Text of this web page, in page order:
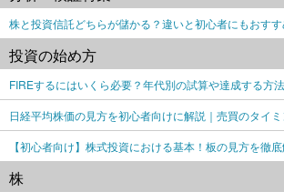
株と投資信託どちらが儲かる？違いと初心者にもおす
投資の始め方
FIREするにはいくら必要？年代別の試算や達成する方
日経平均株価の見方を初心者向けに解説｜売買のタイ
【初心者向け】株式投資における基本！板の見方を徹底
株